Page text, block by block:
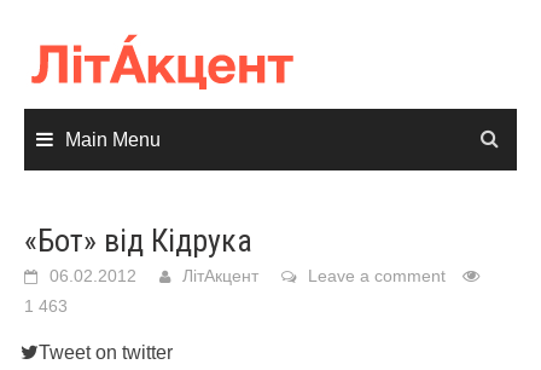
content
Main Menu
«Бот» від Кідрука
06.02.2012 ЛітАкцент
Leave a comment
1 463
Tweet on twitter